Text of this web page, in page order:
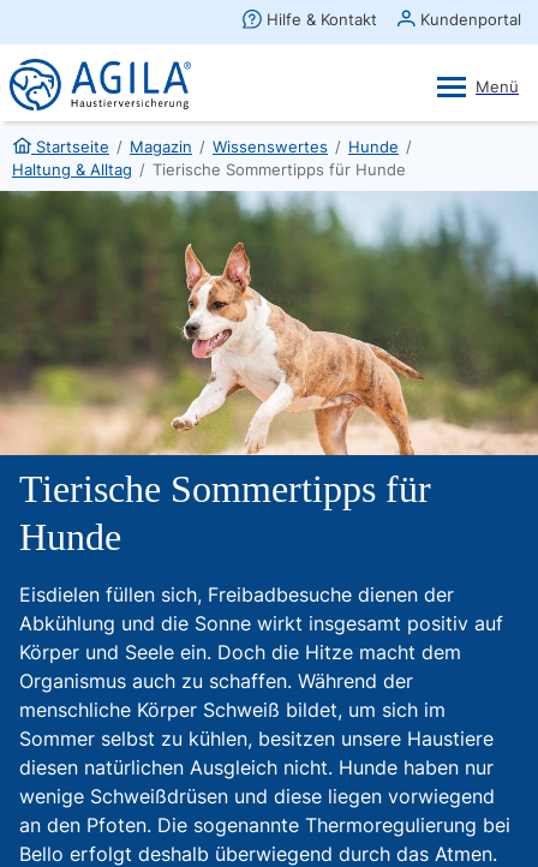
Startseite / Magazin / Wissenswertes / Hunde /
Haltung & Alltag / Tierische Sommertipps für Hunde
Tierische Sommertipps für
Hunde
Eisdielen füllen sich, Freibadbesuche dienen der
Abkühlung und die Sonne wirkt insgesamt positiv auf
Körper und Seele ein. Doch die Hitze macht dem
Organismus auch zu schaffen. Während der
menschliche Körper Schweiß bildet, um sich im
Sommer selbst zu kühlen, besitzen unsere Haustiere
diesen natürlichen Ausgleich nicht. Hunde haben nur
wenige Schweißdrüsen und diese liegen vorwiegend
an den Pfoten. Die sogenannte Thermoregulierung bei
Bello erfolgt deshalb überwiegend durch das Atmen.
×
AGILA Kunden-App
Gratis - Im Play Store laden
Ansehen